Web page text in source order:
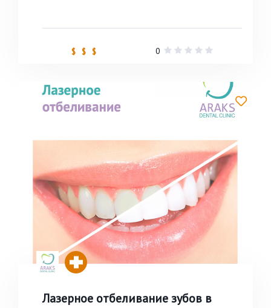
$ $ $ 0
Лазерное отбеливание зубов в